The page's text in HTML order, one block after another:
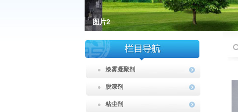
图片2
漆雾凝聚剂
脱漆剂
粘尘剂